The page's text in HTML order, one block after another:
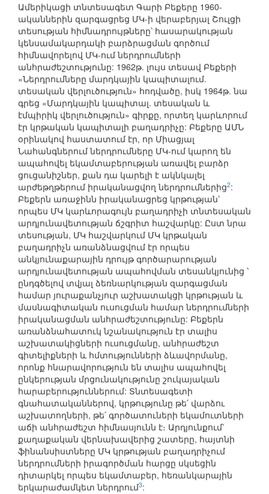
Ամերիկացի տնտեսագետ Գարի Բեքերը 1960-
ականներին զարգացրեց ՄԿ-ի վերաբերյալ Շուլցի
տեսության հիմնադրույթները՝ հասարակության
կենսամակարդակի բարձրացման գործում
հիմնավորելով ՄԿ-ում ներդրումների
անհրաժեշտությունը: 1962թ. լույս տեսավ Բեքերի
«Ներդրումները մարդկային կապիտալում.
տեսական վերլուծություն» հոդվածը, իսկ 1964թ. նա
գրեց «Մարդկային կապիտալ. տեսական և
էմպիրիկ վերլուծություն» գիրքը, որտեղ կարևորում
էր կրթական կապիտալի բաղադրիչը: Բեքերը ԱՄՆ
օրինակով հաստատում էր, որ Միացյալ
Նահանգներում ներդրումները ՄԿ-ում կարող են
ապահովել եկամտաբերության առավել բարձր
ցուցանիշներ, քան դա կարելի է ակնկալել
արժեթղթերում իրականացվող ներդրումներից2:
Բեքերն առաջինն իրականացրեց կրթության՝
որպես ՄԿ կարևորագույն բաղադրիչի տնտեսական
արդյունավետության ճշգրիտ հաշվարկը: Ըստ նրա
տեսության, ՄԿ հաշվարկում ՄԿ կրթական
բաղադրիչն առանձնացվում էր որպես
անկյունաքարային դրույթ գործարարության
արդյունավետության ապահովման տեսանկյունից ՝
ընդգծելով տվյալ ձեռնարկության զարգացման
համար յուրաքանչյուր աշխատակցի կրթության և
մասնագիտական ուսուցման համար ներդրումների
իրականացման անհրաժեշտությունը: Բեքերն
առանձնահատուկ նշանակություն էր տալիս
աշխատակիցների ուսուցմանը, անհրաժեշտ
գիտելիքների և հմտությունների ձևավորմանը,
որոնք հնարավորություն են տալիս ապահովել
ընկերության մրցունակությունը շուկայական
հարաբերություններում: Տնտեսագետի
գնահատականներով, կրթությունը թե՛ վարձու
աշխատողների, թե՛ գործատուների եկամուտների
աճի անհրաժեշտ հիմնասյունն է։ Արդյունքում՝
քաղաքական վերնախավերից շատերը, հայտնի
ֆինանսիստները ՄԿ կրթության բաղադրիչում
ներդրումների իրագործման հարցը սկսեցին
դիտարկել որպես եկամտաբեր, հեռանկարային
երկարաժամկետ ներդրում3: